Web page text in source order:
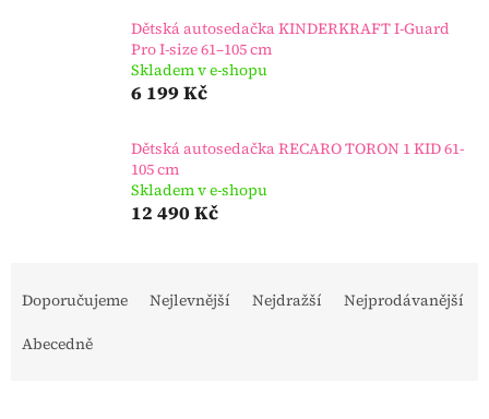
Dětská autosedačka KINDERKRAFT I-Guard
Pro I-size 61–105 cm
Skladem v e-shopu
6 199 Kč
Dětská autosedačka RECARO TORON 1 KID 61-
105 cm
Skladem v e-shopu
12 490 Kč
Doporučujeme Nejlevnější Nejdražší
Nejprodávanější
Abecedně